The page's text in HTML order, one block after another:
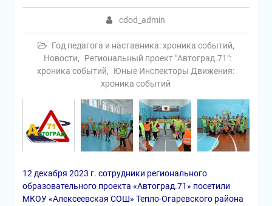
cdod_admin
Год педагога и наставника: хроника событий,
Новости,
Региональный проект "Автоград.71":
хроника событий,
Юные Инспекторы Движения:
хроника событий
12 декабря 2023 г. сотрудники регионального
образовательного проекта «Автоград.71» посетили
МКОУ «Алексеевская СОШ» Тепло-Огаревского района